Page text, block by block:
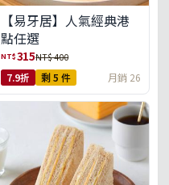
【易牙居】人氣經典港
點任選
NT$315NT$ 400
7.9折 剩 5 件 月銷 26